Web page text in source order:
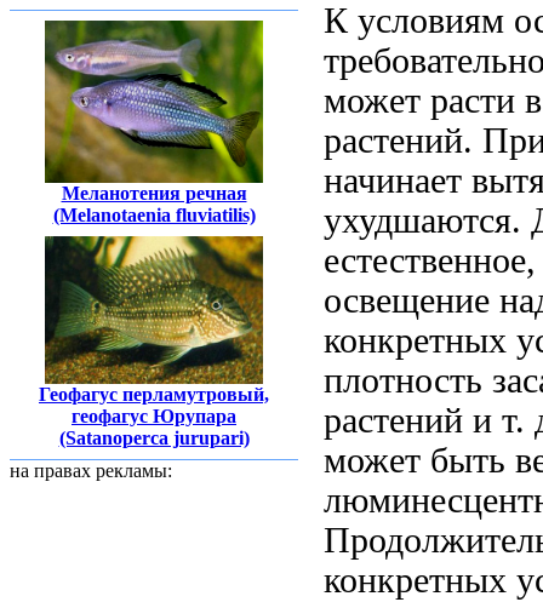
Меланотения речная
(Melanotaenia fluviatilis)
Геофагус перламутровый,
геофагус Юрупара
(Satanoperca jurupari)
на правах рекламы:
К условиям
может расти
растений.
начинает
ухудшаются.
освещение
конкретных
плотность
растений и т.
может быть
конкретных